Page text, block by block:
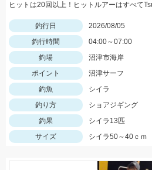
釣行日
2026/08/05
釣行時間
04:00～07:00
釣場
沼津市海岸
ポイント
沼津サーフ
釣魚
シイラ
釣り方
ショアジギング
釣果
シイラ13匹
サイズ
シイラ50～40ｃｍ